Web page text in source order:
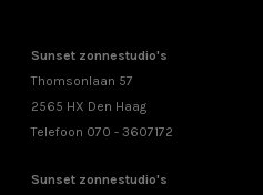
Sunset zonnestudio's
Thomsonlaan 57
2565 HX Den Haag
Telefoon 070 - 3607172
Sunset zonnestudio's